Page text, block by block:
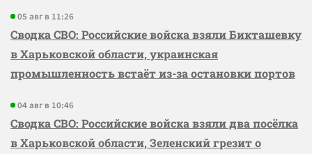
05 авг в 11:26
Сводка СВО: Российские войска взяли Бикташевку
в Харьковской области, украинская
промышленность встаёт из-за остановки портов
04 авг в 10:46
Сводка СВО: Российские войска взяли два посёлка
в Харьковской области, Зеленский грезит о